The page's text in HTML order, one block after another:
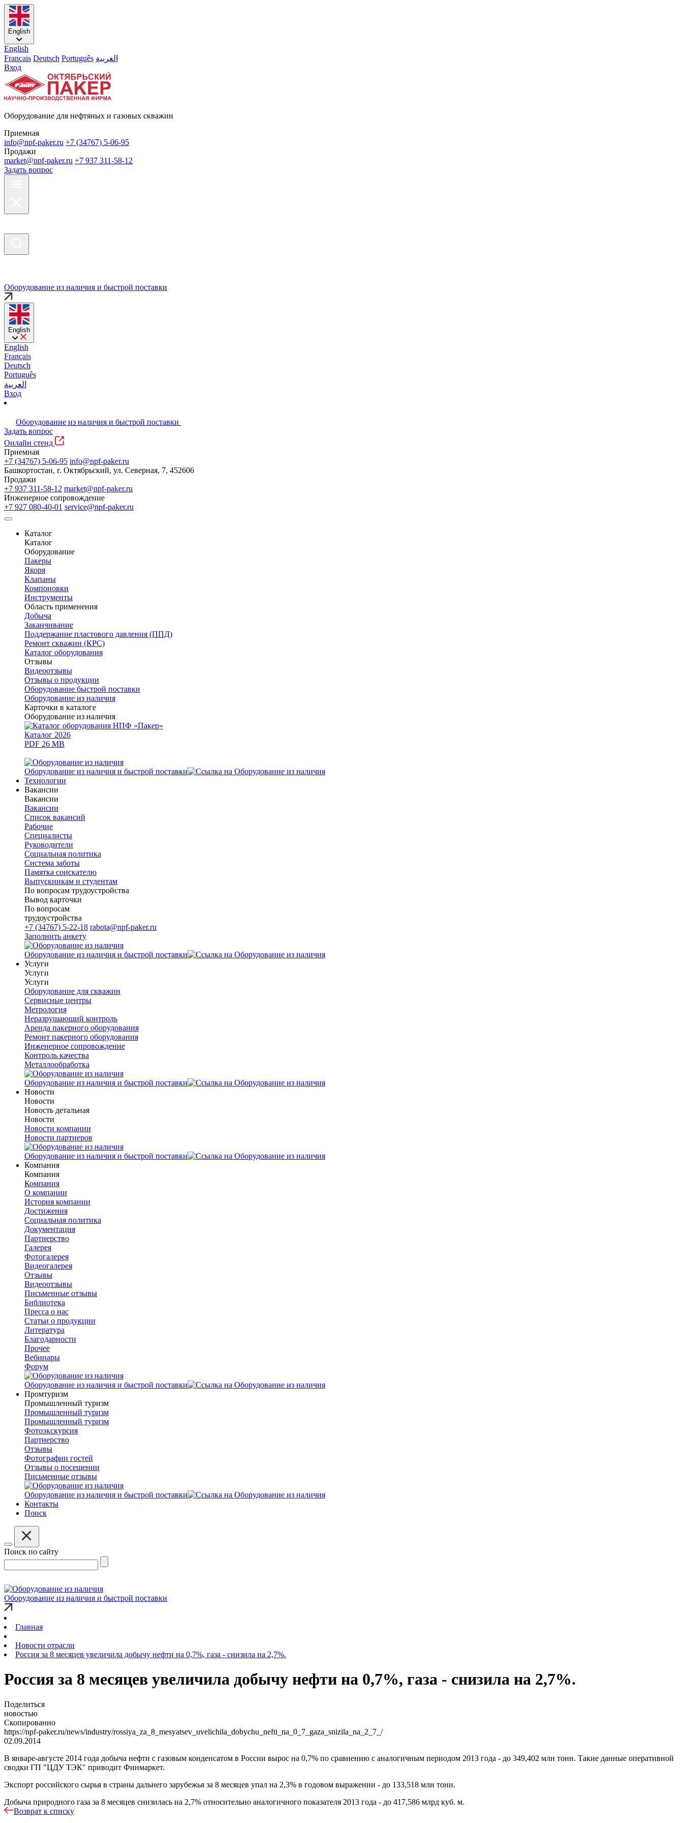
English
English
Français Deutsch Português العربية
Вход
Оборудование для нефтяных и газовых скважин
Приемная
info@npf-paker.ru +7 (34767) 5-06-95
Продажи
market@npf-paker.ru +7 937 311-58-12
Задать вопрос
Оборудование из наличия и быстрой поставки
English
English
Français
Deutsch
Português
العربية
Вход
Оборудование из наличия и быстрой поставки
Задать вопрос
Онлайн стенд
Приемная
+7 (34767) 5-06-95 info@npf-paker.ru
Башкортостан, г. Октябрьский, ул. Северная, 7, 452606
Продажи
+7 937 311-58-12 market@npf-paker.ru
Инженерное сопровождение
+7 927 080-40-01 service@npf-paker.ru
Каталог
Каталог
Оборудование
Пакеры
Якоря
Клапаны
Компоновки
Инструменты
Область применения
Добыча
Заканчивание
Поддержание пластового давления (ППД)
Ремонт скважин (КРС)
Каталог оборудования
Отзывы
Видеоотзывы
Отзывы о продукции
Оборудование быстрой поставки
Оборудование из наличия
Карточки в каталоге
Оборудование из наличия
Каталог 2026
PDF 26 MB
Оборудование из наличия и быстрой поставки
Технологии
Вакансии
Вакансии
Вакансии
Список вакансий
Рабочие
Специалисты
Руководители
Cоциальная политика
Система заботы
Памятка соискателю
Выпускникам и студентам
По вопросам трудоустройства
Вывод карточки
По вопросам
трудоустройства
+7 (34767) 5-22-18 rabota@npf-paker.ru
Заполнить анкету
Оборудование из наличия и быстрой поставки
Услуги
Услуги
Услуги
Оборудование для скважин
Сервисные центры
Метрология
Неразрушающий контроль
Аренда пакерного оборудования
Ремонт пакерного оборудования
Инженерное сопровождение
Контроль качества
Металлообработка
Оборудование из наличия и быстрой поставки
Новости
Новости
Новость детальная
Новости
Новости компании
Новости партнеров
Оборудование из наличия и быстрой поставки
Компания
Компания
Компания
О компании
История компании
Достижения
Социальная политика
Документация
Партнерство
Галерея
Фотогалерея
Видеогалерея
Отзывы
Видеоотзывы
Письменные отзывы
Библиотека
Пресса о нас
Статьи о продукции
Литература
Благодарности
Прочее
Вебинары
Форум
Оборудование из наличия и быстрой поставки
Промтуризм
Промышленный туризм
Промышленный туризм
Промышленный туризм
Фотоэкскурсия
Партнерство
Отзывы
Фотографии гостей
Отзывы о посещении
Письменные отзывы
Оборудование из наличия и быстрой поставки
Контакты
Поиск
Поиск по сайту
Оборудование из наличия и быстрой поставки
Главная
Новости отрасли
Россия за 8 месяцев увеличила добычу нефти на 0,7%, газа - снизила на 2,7%.
Россия за 8 месяцев увеличила добычу нефти на 0,7%, газа - снизила на 2,7%.
Поделиться
новостью
Скопированно
https://npf-paker.ru/news/industry/rossiya_za_8_mesyatsev_uvelichila_dobychu_nefti_na_0_7_gaza_snizila_na_2_7_/
02.09.2014
В январе-августе 2014 года добыча нефти с газовым конденсатом в России вырос на 0,7% по сравнению с аналогичным периодом 2013 года - до 349,402 млн тонн. Такие данные оперативной
сводки ГП "ЦДУ ТЭК" приводит Финмаркет.
Экспорт российского сырья в страны дальнего зарубежья за 8 месяцев упал на 2,3% в годовом выражении - до 133,518 млн тонн.
Добыча природного газа за 8 месяцев снизилась на 2,7% относительно аналогичного показателя 2013 года - до 417,586 млрд куб. м.
Возврат к списку